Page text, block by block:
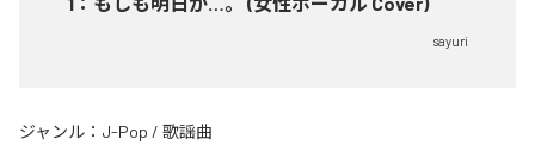
sayuri
ジャンル： J-Pop / 歌謡曲